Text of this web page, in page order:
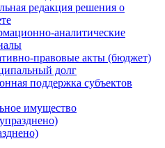
редакция решения о
аналитические
правовые акты (бюджет)
долг
поддержка субъектов
имущество